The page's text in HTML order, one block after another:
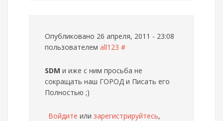
Опубликовано 26 апреля, 2011 - 23:08
пользователем all123 #
SDM и иже с ним просьба не
сокращать наш ГОРОД и Писать его
Полностью ;)
Войдите или зарегистрируйтесь,